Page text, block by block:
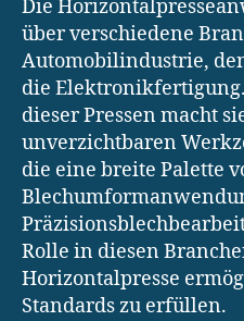
Die
über verschiedene
Automobilindustrie,
die
dieser Pressen macht
unverzichtbaren
die eine breite Palette
Rolle in diesen
Horizontalpresse
Standards zu erfüllen.